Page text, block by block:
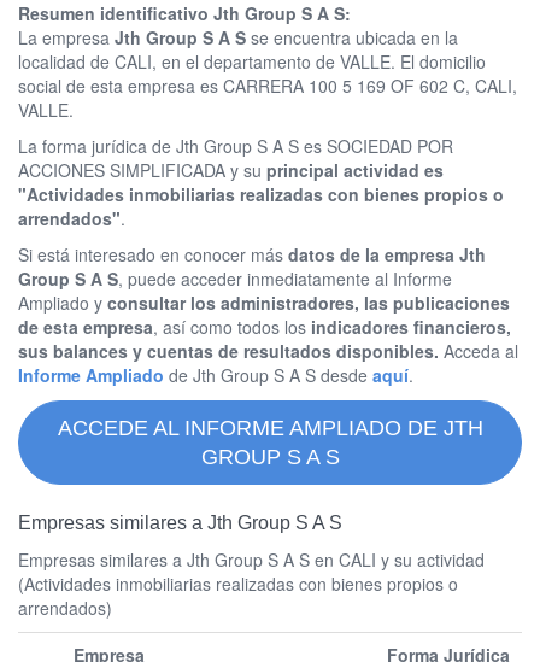
Resumen identificativo Jth Group S A S:
La empresa Jth Group S A S se encuentra ubicada en la
localidad de CALI, en el departamento de VALLE. El domicilio
social de esta empresa es CARRERA 100 5 169 OF 602 C, CALI,
VALLE.
La forma jurídica de Jth Group S A S es SOCIEDAD POR
ACCIONES SIMPLIFICADA y su principal actividad es
"Actividades inmobiliarias realizadas con bienes propios o
arrendados".
Si está interesado en conocer más datos de la empresa Jth
Group S A S, puede acceder inmediatamente al Informe
Ampliado y consultar los administradores, las publicaciones
de esta empresa, así como todos los indicadores financieros,
sus balances y cuentas de resultados disponibles. Acceda al
Informe Ampliado de Jth Group S A S desde aquí.
ACCEDE AL INFORME AMPLIADO DE JTH
GROUP S A S
Empresas similares a Jth Group S A S
Empresas similares a Jth Group S A S en CALI y su actividad
(Actividades inmobiliarias realizadas con bienes propios o
arrendados)
Empresa
Forma Jurídica